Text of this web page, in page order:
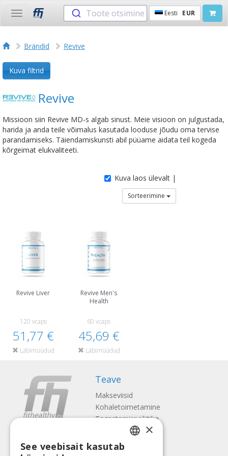
Toggle
navigation
Toote otsimine Eesti EUR
Brändid Revive
Kuva filtrid
Revive
Missioon siin Revive MD-s algab sinust. Meie visioon on julgustada,
harida ja anda teile võimalus kasutada looduse jõudu oma tervise
parandamiseks. Täiendamiskunsti abil püüame aidata teil kogeda
kõrgeimat elukvaliteeti.
Kuva laos ülevalt |
Sorteerimine
Revive Liver
120 vcaps
51,77 €
Läbimüüdud
Revive Men's
Health
60 vcaps
45,69 €
Läbimüüdud
Teave
Makseviisid
Kohaletoimetamine
Tagastamispoliitika
KontaktidLATVIAN
×
See veebisait kasutab